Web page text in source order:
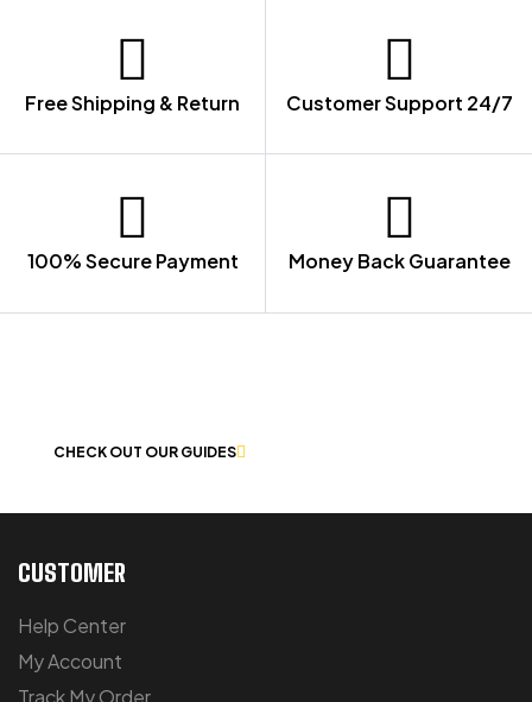
Free Shipping & Return Customer Support 24/7
100% Secure Payment Money Back Guarantee
CHECK OUT OUR GUIDES
CUSTOMER
Help Center
My Account
Track My Order